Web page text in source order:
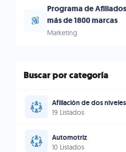
Programa de
más de 1800 marcas
Marketing
Buscar por categoría
Afiliación de dos niveles
19 Listados
Automotriz
10 Listados